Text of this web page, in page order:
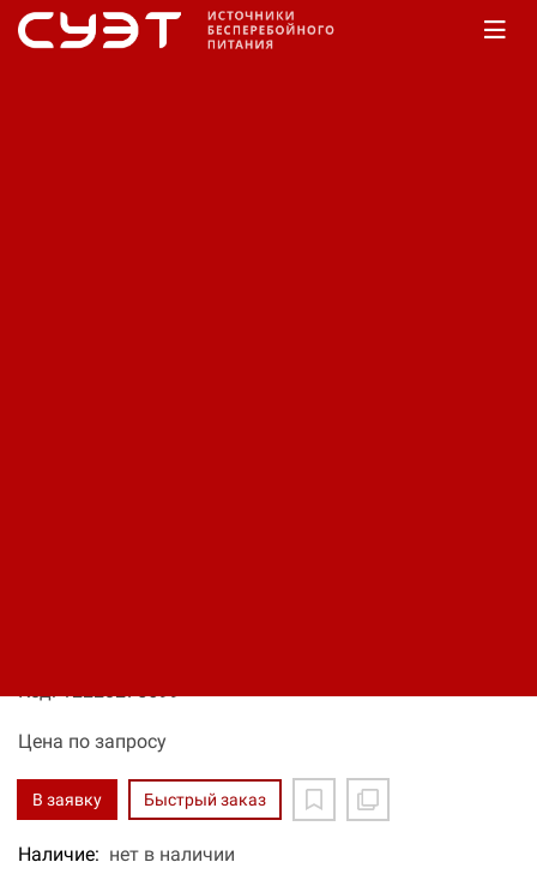
Код: 12220275699
Цена по запросу
В заявку Быстрый заказ
Наличие: нет в наличии